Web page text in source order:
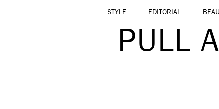
STYLE EDITORIAL
PULL